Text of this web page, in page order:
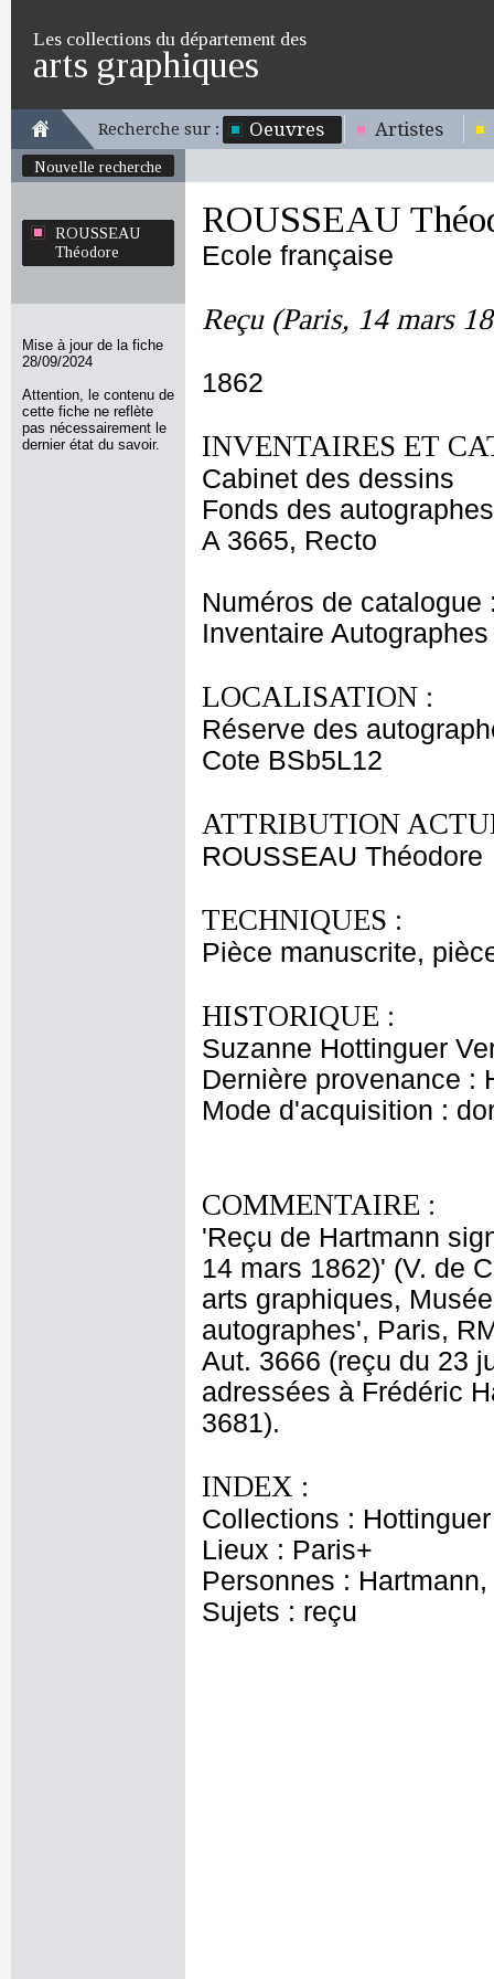
Les collections du département des
arts graphiques
Recherche sur : Oeuvres Artistes
Nouvelle recherche
ROUSSEAU
Théodore
Mise à jour de la fiche
28/09/2024
Attention, le contenu de
cette fiche ne reflète
pas nécessairement le
dernier état du savoir.
ROUSSEAU
Ecole française
Reçu (Paris, 14 mars
1862
INVENTAIRES ET
Cabinet des dessins
Fonds des autographes
A 3665, Recto
Numéros de catalogue
Inventaire
LOCALISATION :
Réserve des
Cote BSb5L12
ATTRIBUTION
ROUSSEAU Théodore
TECHNIQUES :
Pièce manuscrite,
HISTORIQUE :
Suzanne Hottinguer
Dernière provenance :
Mode d'acquisition :
COMMENTAIRE :
'Reçu de Hartmann
14 mars 1862)' (V. de
arts graphiques,
autographes', Paris,
Aut. 3666 (reçu du 23
adressées à Frédéric
3681).
INDEX :
Collections :
Lieux : Paris+
Personnes :
Sujets : reçu